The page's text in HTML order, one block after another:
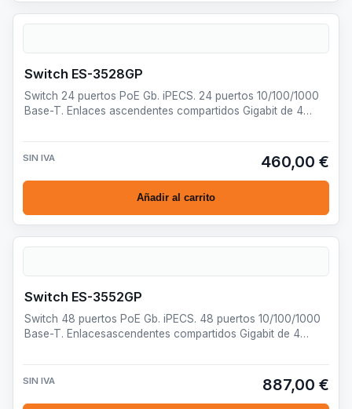
Switch ES-3528GP
Switch 24 puertos PoE Gb. iPECS. 24 puertos 10/100/1000
Base-T. Enlaces ascendentes compartidos Gigabit de 4
SIN IVA 460,00 €
Añadir al carrito
Switch ES-3552GP
Switch 48 puertos PoE Gb. iPECS. 48 puertos 10/100/1000
Base-T. Enlacesascendentes compartidos Gigabit de 4
SIN IVA 887,00 €